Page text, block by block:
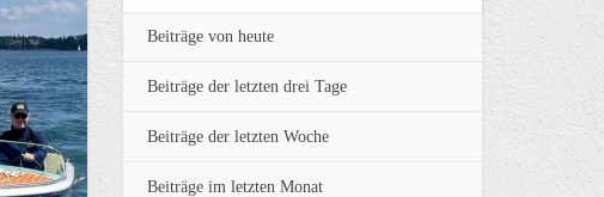
Beiträge von heute
Beiträge der letzten drei Tage
Beiträge der letzten Woche
Beiträge im letzten Monat